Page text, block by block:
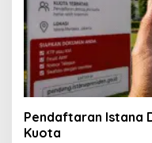
Pendaftaran Istana
Kuota